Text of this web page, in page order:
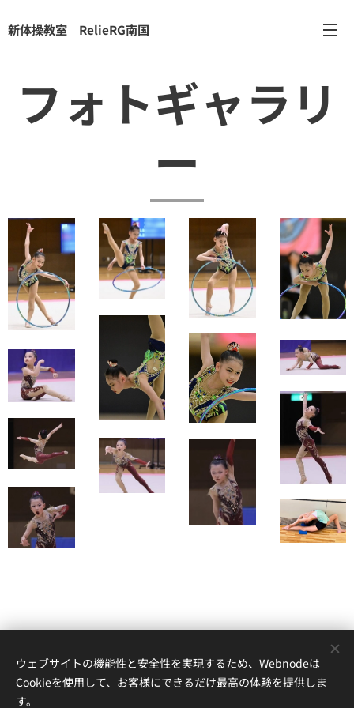
新体操教室 RelieRG南国
フォトギャラリ
ー
ウェブサイトの機能性と安全性を実現するため、Webnodeは
Cookieを使用して、お客様にできるだけ最高の体験を提供しま
す。